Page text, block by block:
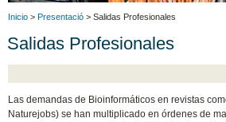
Inicio > Presentació > Salidas Profesionales
Salidas Profesionales
Las demandas de Bioinformáticos en revistas
Naturejobs) se han multiplicado en órdenes de